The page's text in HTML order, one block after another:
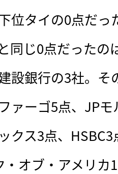
位タイの0点だっ
同じ0点だった
設銀行の3社。そ
ァーゴ5点、JP
クス3点、
・オブ・アメリカ